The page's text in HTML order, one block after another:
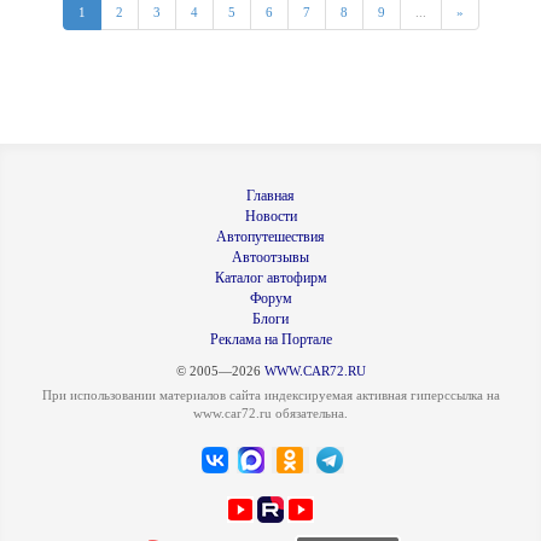
1 2 3 4 5 6 7 8 9 »
Главная
Новости
Автопутешествия
Автоотзывы
Каталог автофирм
Форум
Блоги
Реклама на Портале
© 2005—2026 WWW.CAR72.RU
При использовании материалов сайта индексируемая активная гиперссылка на
www.car72.ru обязательна.